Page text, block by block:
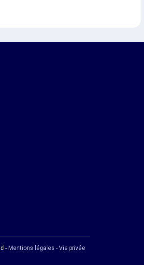
- Mentions légales - Vie privée